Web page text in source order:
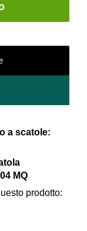
a scatole:
MQ
prodotto: